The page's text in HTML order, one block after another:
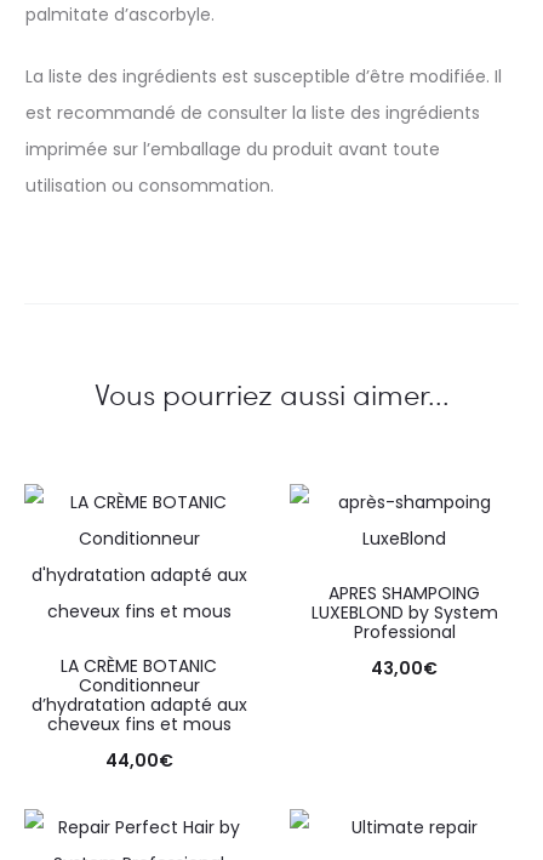
palmitate d’ascorbyle.
La liste des ingrédients est susceptible d’être modifiée. Il
est recommandé de consulter la liste des ingrédients
imprimée sur l’emballage du produit avant toute
utilisation ou consommation.
Vous pourriez aussi aimer...
LA CRÈME BOTANIC
Conditionneur
d’hydratation adapté aux
cheveux fins et mous
44,00€
APRES SHAMPOING
LUXEBLOND by System
Professional
43,00€